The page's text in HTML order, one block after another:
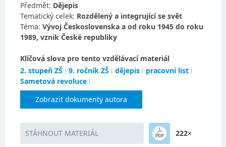
Předmět: Dějepis
Tematický celek: Rozdělený a integrující se svět
Téma: Vývoj Československa a od roku 1945 do roku
1989, vznik České republiky
Klíčová slova pro tento vzdělávací materiál
2. stupeň ZŠ
9. ročník ZŠ dějepis
pracovní list
Sametová revoluce
Zobrazit dokumenty autora
STÁHNOUT MATERIÁL 222×